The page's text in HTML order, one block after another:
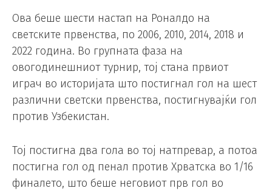
Ова беше шести настап на Роналдо на
светските првенства, по 2006, 2010, 2014, 2018 и
2022 година. Во групната фаза на
овогодинешниот турнир, тој стана првиот
играч во историјата што постигнал гол на шест
различни светски првенства, постигнувајќи гол
против Узбекистан.
Тој постигна два гола во тој натпревар, а потоа
постигна гол од пенал против Хрватска во 1/16
финалето, што беше неговиот прв гол во